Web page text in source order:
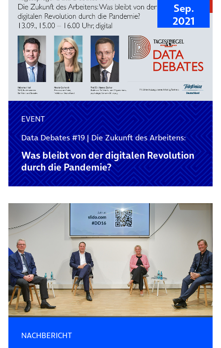
Sep.
2021
EVENT
Data Debates #19 | Die Zukunft des Arbeitens:
Was bleibt von der digitalen Revolution
durch die Pandemie?
NACHBERICHT